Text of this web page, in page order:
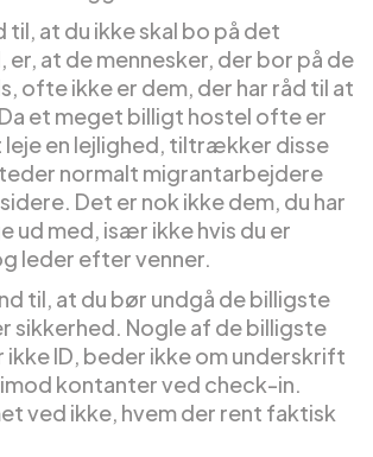
til, at du ikke skal bo på det
at de mennesker, der bor på de
ofte ikke er dem, der har råd til at
et meget billigt hostel ofte er
leje en lejlighed, tiltrækker disse
normalt migrantarbejdere
Det er nok ikke dem, du har
ud med, især ikke hvis du er
leder efter venner.
til, at du bør undgå de billigste
sikkerhed. Nogle af de billigste
ID, beder ikke om underskrift
kontanter ved check-in.
ved ikke, hvem der rent faktisk